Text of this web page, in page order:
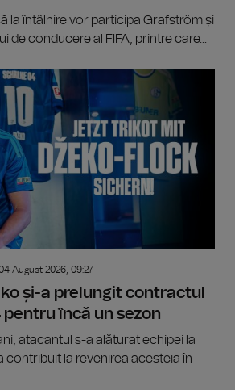
la întâlnire vor participa Grafström și
de conducere al FIFA, printre care...
August 2026, 09:27
și-a prelungit contractul
încă un sezon
atacantul s-a alăturat echipei la
contribuit la revenirea acesteia în